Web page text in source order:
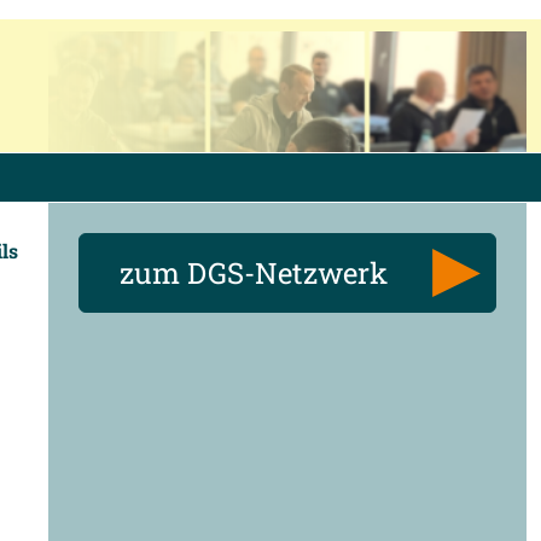
zum DGS-Netzwerk